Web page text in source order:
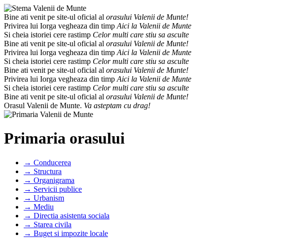
Bine ati venit pe site-ul oficial al orasului Valenii de Munte!
Privirea lui Iorga vegheaza din timp Aici la Valenii de Munte
Si cheia istoriei cere rastimp Celor multi care stiu sa asculte
Bine ati venit pe site-ul oficial al orasului Valenii de Munte!
Privirea lui Iorga vegheaza din timp Aici la Valenii de Munte
Si cheia istoriei cere rastimp Celor multi care stiu sa asculte
Bine ati venit pe site-ul oficial al orasului Valenii de Munte!
Privirea lui Iorga vegheaza din timp Aici la Valenii de Munte
Si cheia istoriei cere rastimp Celor multi care stiu sa asculte
Bine ati venit pe site-ul oficial al orasului Valenii de Munte!
Orasul Valenii de Munte. Va asteptam cu drag!
Primaria orasului
→ Conducerea
→ Structura
→ Organigrama
→ Servicii publice
→ Urbanism
→ Mediu
→ Directia asistenta sociala
→ Starea civila
→ Buget si impozite locale